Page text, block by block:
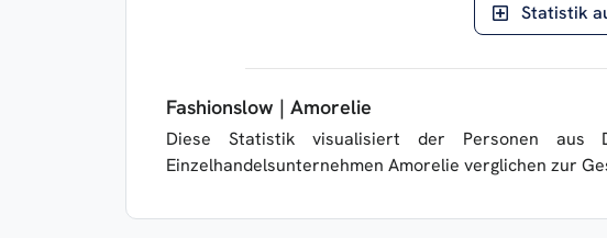
Statistik
Fashionslow | Amorelie
Diese Statistik visualisiert der Personen aus
Einzelhandelsunternehmen Amorelie verglichen zur